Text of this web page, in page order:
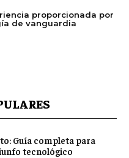
proporcionada por
de vanguardia
Guía completa para
tecnológico